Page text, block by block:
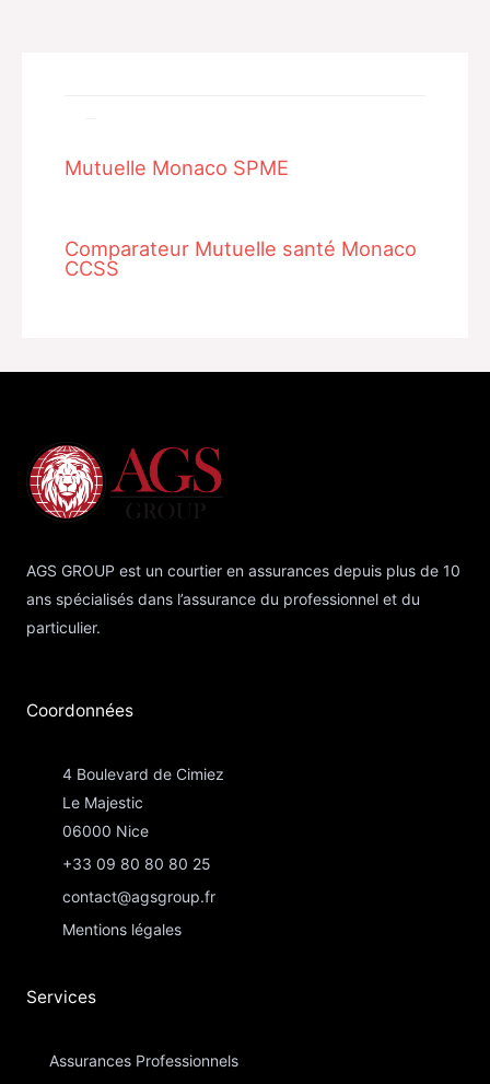
Mutuelle Monaco SPME
Comparateur Mutuelle santé Monaco
CCSS
AGS GROUP est un courtier en assurances depuis plus de 10
ans spécialisés dans l’assurance du professionnel et du
particulier.
Coordonnées​
4 Boulevard de Cimiez
Le Majestic
06000 Nice
+33 09 80 80 80 25
contact@agsgroup.fr
Mentions légales
Services
Assurances Professionnels